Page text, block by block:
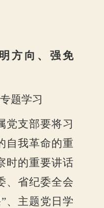
方向、强免
题学习
党支部要将习
自我革命的重
时的重要讲话
、省纪委全会
、主题党日学